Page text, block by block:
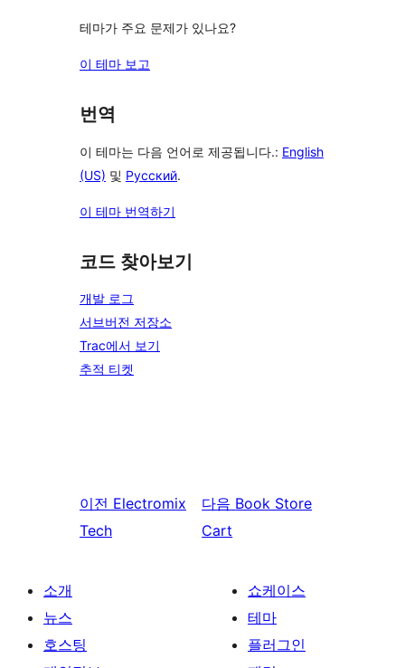
테마가 주요 문제가 있나요?
이 테마 보고
번역
이 테마는 다음 언어로 제공됩니다.: English
(US) 및 Русский.
이 테마 번역하기
코드 찾아보기
개발 로그
서브버전 저장소
Trac에서 보기
추적 티켓
이전 Electromix
Tech
다음 Book Store
Cart
소개
뉴스
호스팅
쇼케이스
테마
플러그인